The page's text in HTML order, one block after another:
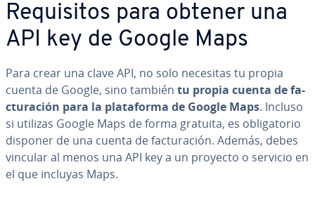
Re­qui­si­tos para obtener una
API key de Google Maps
Para crear una clave API, no solo necesitas tu propia
cuenta de Google, sino también tu propia cuenta de fa­
c­tu­ra­ción para la pla­ta­fo­r­ma de Google Maps. Incluso
si utilizas Google Maps de forma gratuita, es obli­ga­to­rio
disponer de una cuenta de fa­c­tu­ra­ción. Además, debes
vincular al menos una API key a un proyecto o servicio en
el que incluyas Maps.